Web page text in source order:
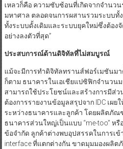
เหลวก็คือ ความซับซ้อนที่เกิดจากจำนว
มหาศาล ตลอดจนการผสานรวมระบบทั้ง
ทั้งระบบดั้งเดิมและระบบยุคใหม่ซึ่งต้อง
อย่างลงตัวที่สุด”
ประสบการณ์ด้านดิจิทัลที่ไม่สมบูรณ์
แม้จะมีการทำดิจิทัลทรานส์ฟอร์เมชันม
ก็ตาม ธนาคารในเอเชียแปซิฟิกจำนวน
สามารถใช้ประโยชน์และสร้างการมีส่
ต้องการรายงานข้อมูลสรุปจาก IDC เผย
ระหว่างธนาคารและลูกค้า โดยผลิตภัณ
ธนาคารส่วนใหญ่เป็นแบบ “me-too” ห
ข้อจำกัด ลูกค้าต่างพบอุปสรรคในการเ
interface ที่แตกต่างกัน ขาดมุมมองผลิ